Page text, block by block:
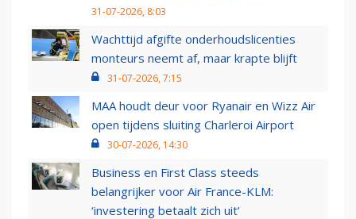
31-07-2026, 8:03
Wachttijd afgifte onderhoudslicenties
monteurs neemt af, maar krapte blijft
31-07-2026, 7:15
MAA houdt deur voor Ryanair en Wizz Air
open tijdens sluiting Charleroi Airport
30-07-2026, 14:30
Business en First Class steeds
belangrijker voor Air France-KLM:
‘investering betaalt zich uit’